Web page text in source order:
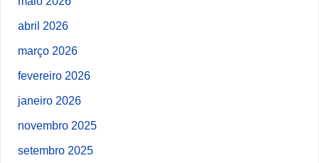
abril 2026
março 2026
fevereiro 2026
janeiro 2026
novembro 2025
setembro 2025